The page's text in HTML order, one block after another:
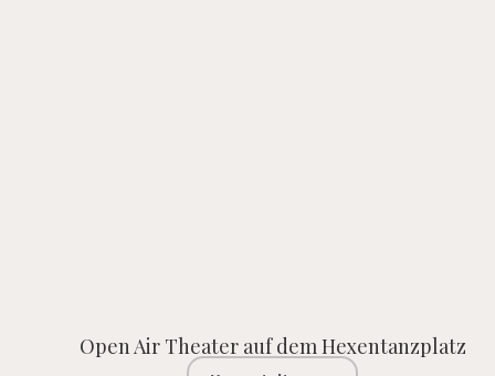
Open Air Theater auf dem Hexentanzplatz